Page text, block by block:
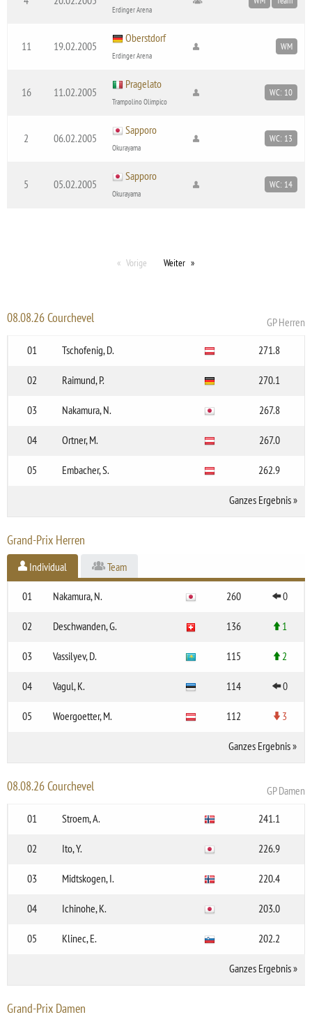
Erdinger Arena
11 19.02.2005
Oberstdorf
Erdinger Arena
WM
16 11.02.2005
Pragelato
Trampolino Olimpico
WC: 10
2 06.02.2005
Sapporo
Okurayama
WC: 13
5 05.02.2005
Sapporo
Okurayama
WC: 14
Vorige Weiter
08.08.26 Courchevel
GP Herren
01
Tschofenig, D. 271.8
02 Raimund, P. 270.1
03 Nakamura, N. 267.8
04 Ortner, M. 267.0
05 Embacher, S. 262.9
Ganzes Ergebnis»
Grand-Prix Herren
Individual Team
01 Nakamura, N. 260 0
02 Deschwanden, G. 136 1
03 Vassilyev, D. 115 2
04 Vagul, K. 114 0
05 Woergoetter, M. 112 3
Ganzes Ergebnis»
08.08.26 Courchevel
GP Damen
01
Stroem, A. 241.1
02 Ito, Y. 226.9
03 Midtskogen, I. 220.4
04 Ichinohe, K. 203.0
05 Klinec, E. 202.2
Ganzes Ergebnis»
Grand-Prix Damen